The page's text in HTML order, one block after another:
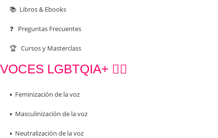
📚 Libros & Ebooks
❓ Preguntas Frecuentes
🏆 Cursos y Masterclass
VOCES LGBTQIA+ 🏳️‍🌈
▪️ Feminización de la voz
▪️ Masculinización de la voz
▪️ Neutralización de la voz